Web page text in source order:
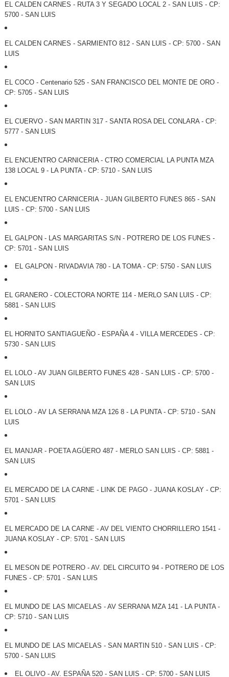
EL CALDEN CARNES - RUTA 3 Y SEGADO LOCAL 2 - SAN LUIS - CP:
5700 - SAN LUIS
EL CALDEN CARNES - SARMIENTO 812 - SAN LUIS - CP: 5700 - SAN
LUIS
EL COCO - Centenario 525 - SAN FRANCISCO DEL MONTE DE ORO -
CP: 5705 - SAN LUIS
EL CUERVO - SAN MARTIN 317 - SANTA ROSA DEL CONLARA - CP:
5777 - SAN LUIS
EL ENCUENTRO CARNICERIA - CTRO COMERCIAL LA PUNTA MZA
138 LOCAL 9 - LA PUNTA - CP: 5710 - SAN LUIS
EL ENCUENTRO CARNICERIA - JUAN GILBERTO FUNES 865 - SAN
LUIS - CP: 5700 - SAN LUIS
EL GALPON - LAS MARGARITAS S/N - POTRERO DE LOS FUNES -
CP: 5701 - SAN LUIS
EL GALPON - RIVADAVIA 780 - LA TOMA - CP: 5750 - SAN LUIS
EL GRANERO - COLECTORA NORTE 114 - MERLO SAN LUIS - CP:
5881 - SAN LUIS
EL HORNITO SANTIAGUEÑO - ESPAÑA 4 - VILLA MERCEDES - CP:
5730 - SAN LUIS
EL LOLO - AV JUAN GILBERTO FUNES 428 - SAN LUIS - CP: 5700 -
SAN LUIS
EL LOLO - AV LA SERRANA MZA 126 8 - LA PUNTA - CP: 5710 - SAN
LUIS
EL MANJAR - POETA AGÜERO 487 - MERLO SAN LUIS - CP: 5881 -
SAN LUIS
EL MERCADO DE LA CARNE - LINK DE PAGO - JUANA KOSLAY - CP:
5701 - SAN LUIS
EL MERCADO DE LA CARNE - AV DEL VIENTO CHORRILLERO 1541 -
JUANA KOSLAY - CP: 5701 - SAN LUIS
EL MESON DE POTRERO - AV. DEL CIRCUITO 94 - POTRERO DE LOS
FUNES - CP: 5701 - SAN LUIS
EL MUNDO DE LAS MICAELAS - AV SERRANA MZA 141 - LA PUNTA -
CP: 5710 - SAN LUIS
EL MUNDO DE LAS MICAELAS - SAN MARTIN 510 - SAN LUIS - CP:
5700 - SAN LUIS
EL OLIVO - AV. ESPAÑA 520 - SAN LUIS - CP: 5700 - SAN LUIS